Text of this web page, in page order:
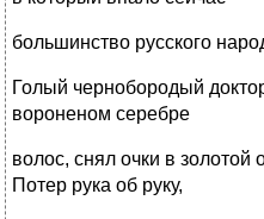
большинство русского
Голый чернобородый
вороненом серебре
волос, снял очки в золотой
Потер рука об руку,